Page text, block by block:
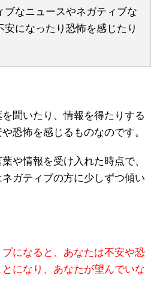
ブなニュースやネガティブな
になったり恐怖を感じたり
聞いたり、情報を得たりする
恐怖を感じるものなのです。
や情報を受け入れた時点で、
ガティブの方に少しずつ傾い
になると、あなたは不安や恐
になり、あなたが望んでいな